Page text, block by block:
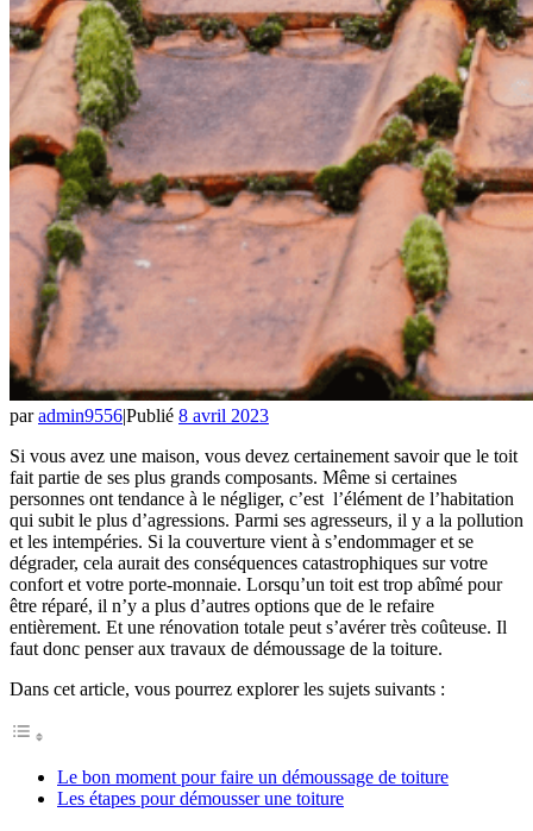
paradmin9556|Publié 8 avril 2023
Si vous avez une maison, vous devez certainement savoir que le toit
fait partie de ses plus grands composants. Même si certaines
personnes ont tendance à le négliger, c’est l’élément de l’habitation
qui subit le plus d’agressions. Parmi ses agresseurs, il y a la pollution
et les intempéries. Si la couverture vient à s’endommager et se
dégrader, cela aurait des conséquences catastrophiques sur votre
confort et votre porte-monnaie. Lorsqu’un toit est trop abîmé pour
être réparé, il n’y a plus d’autres options que de le refaire
entièrement. Et une rénovation totale peut s’avérer très coûteuse. Il
faut donc penser aux travaux de démoussage de la toiture.
Dans cet article, vous pourrez explorer les sujets suivants :
Le bon moment pour faire un démoussage de toiture
Les étapes pour démousser une toiture